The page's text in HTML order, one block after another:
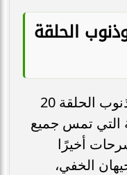
الحلقة
تشهد أحداث مسلسل ورود وذنوب الحلقة 20
التي تمس جميع
أخيرًا
الخفي،